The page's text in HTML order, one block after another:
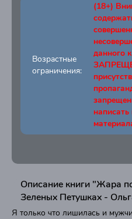
Возрастные
ограничения:
(18+)
данного
Описание книги "Жара
Зеленых Петушках -
Я только что лишилась и